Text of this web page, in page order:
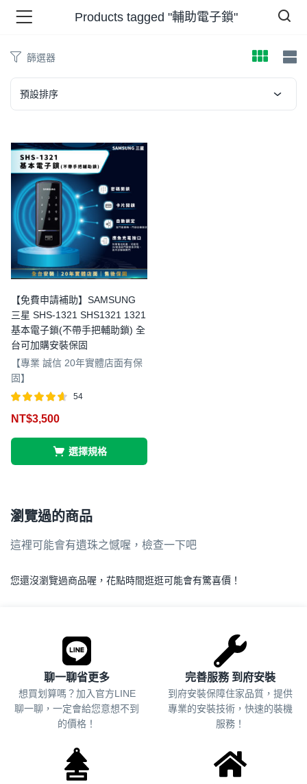
)
)
)
王 )
Products tagged "輔助電子鎖"
篩選器
預設排序
【免費申請補助】SAMSUNG
三星 SHS-1321 SHS1321 1321
基本電子鎖(不帶手把輔助鎖) 全
台可加購安裝保固
【專業 誠信 20年實體店面有保
固】
4.59
54
NT$3,500
選擇規格
瀏覽過的商品
這裡可能會有遺珠之憾喔，檢查一下吧
您還沒瀏覽過商品喔，花點時間逛逛可能會有驚喜價！
聊一聊省更多
想買划算嗎？加入官方LINE
聊一聊，一定會給您意想不到
的價格！
完善服務 到府安裝
到府安裝保障住家品質，提供
專業的安裝技術，快速的裝機
服務！